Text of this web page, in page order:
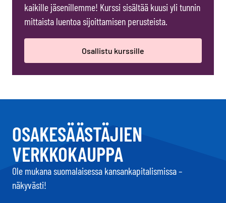
kaikille jäsenillemme! Kurssi sisältää kuusi yli tunnin
mittaista luentoa sijoittamisen perusteista.
Osallistu kurssille
OSAKESÄÄSTÄJIEN
VERKKOKAUPPA
Ole mukana suomalaisessa kansankapitalismissa –
näkyvästi!